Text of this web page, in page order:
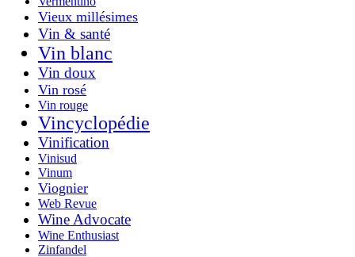
Vieux millésimes
Vin & santé
Vin blanc
Vin doux
Vin rosé
Vin rouge
Vincyclopédie
Vinification
Vinisud
Vinum
Viognier
Web Revue
Wine Advocate
Wine Enthusiast
Zinfandel